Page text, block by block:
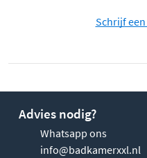
Schrijf
Advies nodig?
Whatsapp ons
info@badkamerxxl.nl